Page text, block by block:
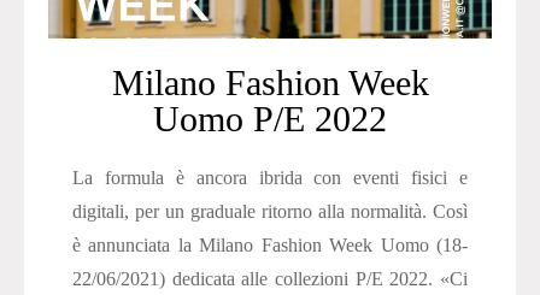
Milano Fashion Week
Uomo P/E 2022
La formula è ancora ibrida con eventi fisici e
digitali, per un graduale ritorno alla normalità. Così
è annunciata la Milano Fashion Week Uomo (18-
22/06/2021) dedicata alle collezioni P/E 2022. «Ci